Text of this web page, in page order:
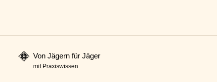
Von Jägern für Jäger
mit Praxiswissen